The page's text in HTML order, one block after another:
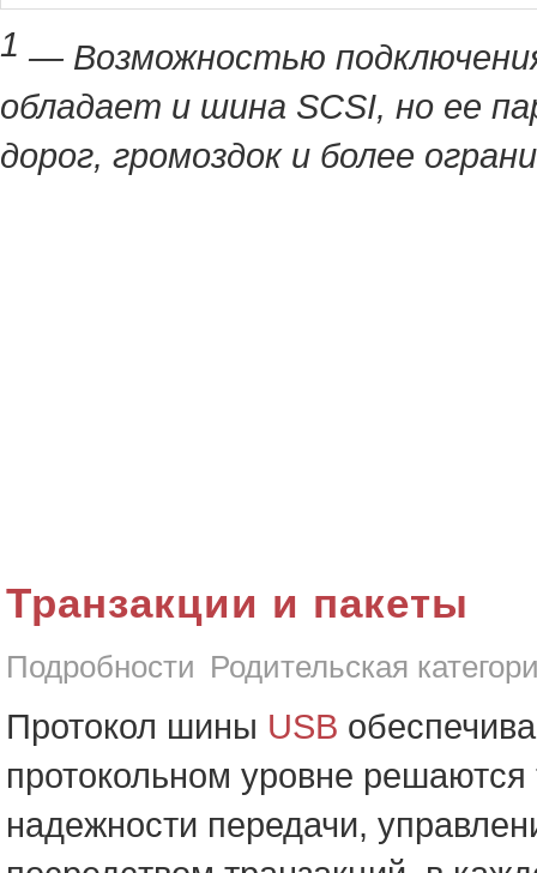
1 — Возможностью
обладает и шина SCSI, но ее
дорог, громоздок и более
Транзакции и пакеты
Подробности Родительская
Протокол шины USB
протокольном уровне решаются
надежности передачи,